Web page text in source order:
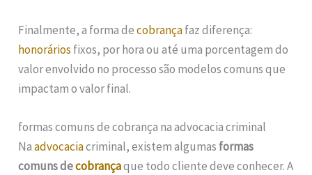
Finalmente, a forma decobrançafaz diferença:
honorários fixos, por hora ou até uma porcentagem do
valor envolvido no processo são modelos comuns que
impactam o valor final.
formas comuns de cobrança na advocacia criminal
Naadvocaciacriminal, existem algumas formas
comuns decobrançaque todo cliente deve conhecer. A